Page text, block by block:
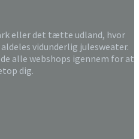
eller det tætte udland, hvor
vidunderlig julesweater.
alle webshops igennem for at
dig.